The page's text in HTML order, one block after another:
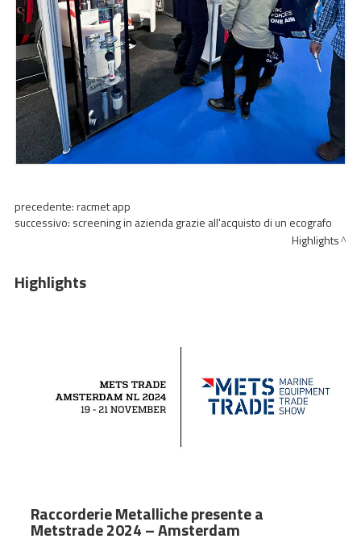
precedente:racmet app
successivo: screening in azienda grazie all'acquisto di un ecografo
Highlights
Highlights
Raccorderie Metalliche presente a
Metstrade 2024 – Amsterdam